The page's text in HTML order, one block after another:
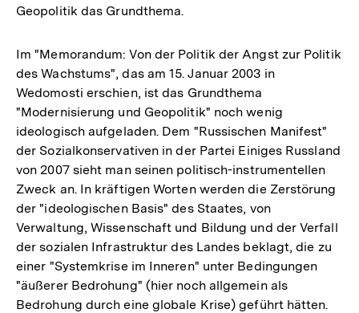
Geopolitik das Grundthema.
Im "Memorandum: Von der Politik der Angst zur Politik
des Wachstums", das am 15. Januar 2003 in
Wedomosti erschien, ist das Grundthema
"Modernisierung und Geopolitik" noch wenig
ideologisch aufgeladen. Dem "Russischen Manifest"
der Sozialkonservativen in der Partei Einiges Russland
von 2007 sieht man seinen politisch-instrumentellen
Zweck an. In kräftigen Worten werden die Zerstörung
der "ideologischen Basis" des Staates, von
Verwaltung, Wissenschaft und Bildung und der Verfall
der sozialen Infrastruktur des Landes beklagt, die zu
einer "Systemkrise im Inneren" unter Bedingungen
"äußerer Bedrohung" (hier noch allgemein als
Bedrohung durch eine globale Krise) geführt hätten.